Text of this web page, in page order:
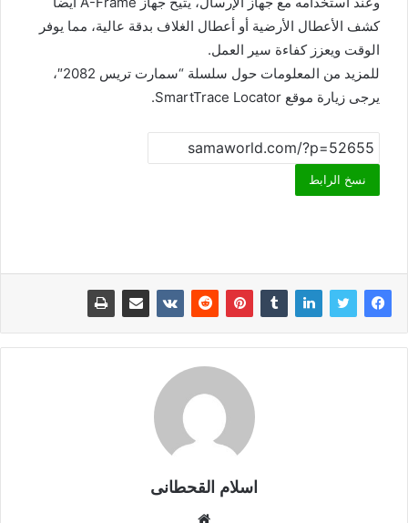
كشف الأعطال الأرضية أو أعطال الغلاف بدقة عالية، مما يوفر
الوقت ويعزز كفاءة سير العمل.
للمزيد من المعلومات حول سلسلة “سمارت تريس 2082″،
يرجى زيارة موقع SmartTrace Locator.
نسخ الرابط
اسلام القحطانى